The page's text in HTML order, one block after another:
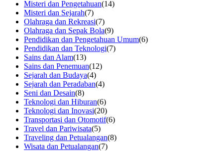
Misteri dan Pengetahuan(14)
Misteri dan Sejarah(7)
Olahraga dan Rekreasi(7)
Olahraga dan Sepak Bola(9)
Pendidikan dan Pengetahuan Umum(6)
Pendidikan dan Teknologi(7)
Sains dan Alam(13)
Sains dan Penemuan(12)
Sejarah dan Budaya(4)
Sejarah dan Peradaban(4)
Seni dan Desain(8)
Teknologi dan Hiburan(6)
Teknologi dan Inovasi(20)
Transportasi dan Otomotif(6)
Travel dan Pariwisata(5)
Traveling dan Petualangan(8)
Wisata dan Petualangan(7)